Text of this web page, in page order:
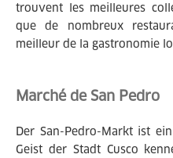
trouvent les meilleures
que de nombreux
meilleur de la gastronomie
Marché de San Pedro
Der San-Pedro-Markt ist
Geist der Stadt Cusco